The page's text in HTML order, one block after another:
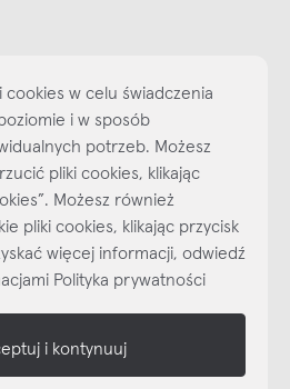
na wyciągnięcie ręki, zapisz się już
newslettera!
NEWSLETTER
cookies w celu świadczenia
i w sposób
potrzeb. Możesz
pliki cookies, klikając
Możesz również
pliki cookies, klikając przycisk
więcej informacji, odwiedź
Polityka prywatności
i kontynuuj